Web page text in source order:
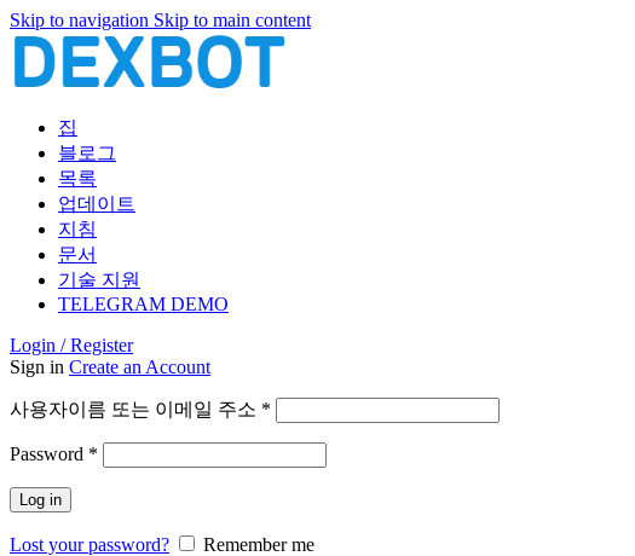
Skip to navigation Skip to main content
집
블로그
목록
업데이트
지침
문서
기술 지원
TELEGRAM DEMO
Login / Register
Sign in Create an Account
사용자이름 또는 이메일 주소 *
Password *
Log in
Lost your password? Remember me